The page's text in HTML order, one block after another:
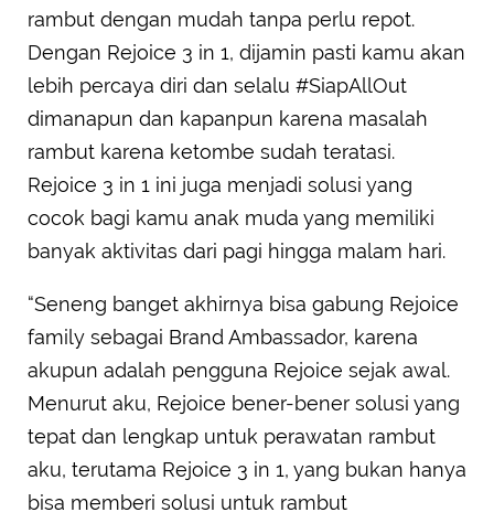
rambut dengan mudah tanpa perlu repot.
Dengan Rejoice 3 in 1, dijamin pasti kamu akan
lebih percaya diri dan selalu #SiapAllOut
dimanapun dan kapanpun karena masalah
rambut karena ketombe sudah teratasi.
Rejoice 3 in 1 ini juga menjadi solusi yang
cocok bagi kamu anak muda yang memiliki
banyak aktivitas dari pagi hingga malam hari.
“Seneng banget akhirnya bisa gabung Rejoice
family sebagai Brand Ambassador, karena
akupun adalah pengguna Rejoice sejak awal.
Menurut aku, Rejoice bener-bener solusi yang
tepat dan lengkap untuk perawatan rambut
aku, terutama Rejoice 3 in 1, yang bukan hanya
bisa memberi solusi untuk rambut